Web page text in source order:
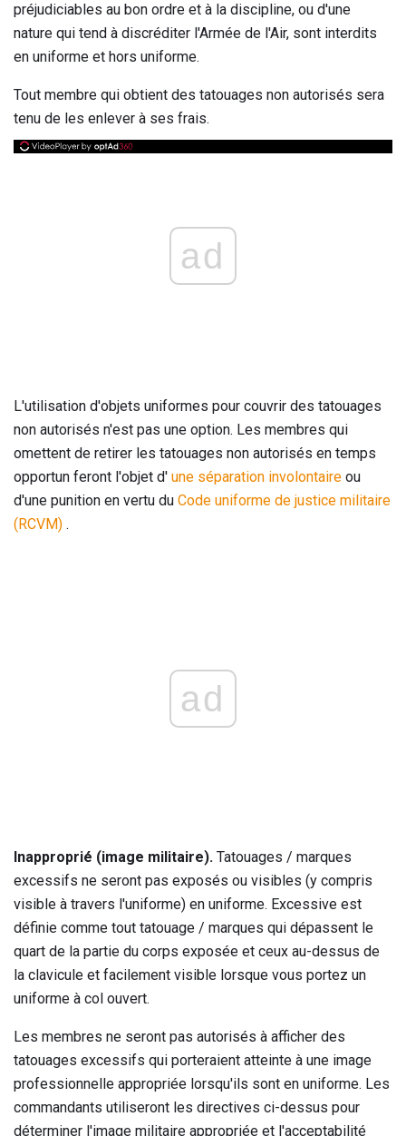
préjudiciables au bon ordre et à la discipline, ou d'une
nature qui tend à discréditer l'Armée de l'Air, sont interdits
en uniforme et hors uniforme.
Tout membre qui obtient des tatouages ​​non autorisés sera
tenu de les enlever à ses frais.
ad
L'utilisation d'objets uniformes pour couvrir des tatouages ​​
non autorisés n'est pas une option. Les membres qui
omettent de retirer les tatouages ​​non autorisés en temps
opportun feront l'objet d' une séparation involontaire ou
d'une punition en vertu du Code uniforme de justice militaire
(RCVM) .
ad
Inapproprié (image militaire). Tatouages ​​/ marques
excessifs ne seront pas exposés ou visibles (y compris
visible à travers l'uniforme) en uniforme. Excessive est
définie comme tout tatouage / marques qui dépassent le
quart de la partie du corps exposée et ceux au-dessus de
la clavicule et facilement visible lorsque vous portez un
uniforme à col ouvert.
Les membres ne seront pas autorisés à afficher des
tatouages ​​excessifs qui porteraient atteinte à une image
professionnelle appropriée lorsqu'ils sont en uniforme. Les
commandants utiliseront les directives ci-dessus pour
déterminer l'image militaire appropriée et l'acceptabilité